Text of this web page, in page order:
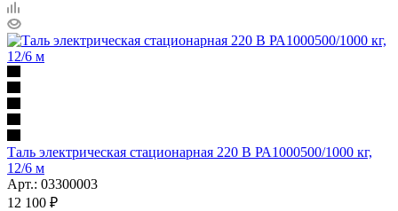
Таль электрическая стационарная 220 В РА1000500/1000 кг,
12/6 м
Арт.: 03300003
12 100 ₽